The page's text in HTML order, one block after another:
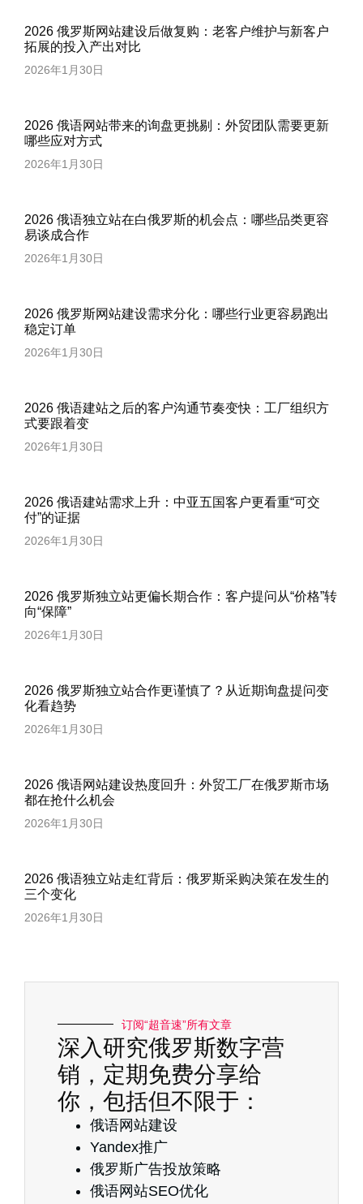
2026 俄罗斯网站建设后做复购：老客户维护与新客户
拓展的投入产出对比
2026年1月30日
2026 俄语网站带来的询盘更挑剔：外贸团队需要更新
哪些应对方式
2026年1月30日
2026 俄语独立站在白俄罗斯的机会点：哪些品类更容
易谈成合作
2026年1月30日
2026 俄罗斯网站建设需求分化：哪些行业更容易跑出
稳定订单
2026年1月30日
2026 俄语建站之后的客户沟通节奏变快：工厂组织方
式要跟着变
2026年1月30日
2026 俄语建站需求上升：中亚五国客户更看重“可交
付”的证据
2026年1月30日
2026 俄罗斯独立站更偏长期合作：客户提问从“价格”转
向“保障”
2026年1月30日
2026 俄罗斯独立站合作更谨慎了？从近期询盘提问变
化看趋势
2026年1月30日
2026 俄语网站建设热度回升：外贸工厂在俄罗斯市场
都在抢什么机会
2026年1月30日
2026 俄语独立站走红背后：俄罗斯采购决策在发生的
三个变化
2026年1月30日
订阅“超音速”所有文章
深入研究俄罗斯数字营
销，定期免费分享给
你，包括但不限于：
俄语网站建设
Yandex推广
俄罗斯广告投放策略
俄语网站SEO优化